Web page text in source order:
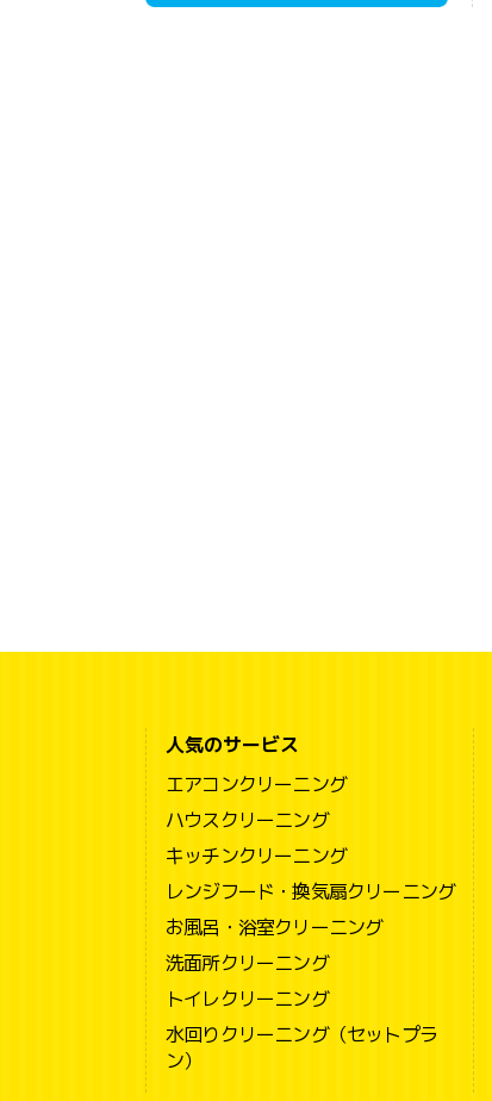
人気のサービス
エアコンクリーニング
ハウスクリーニング
キッチンクリーニング
レンジフード・換気扇クリーニング
お風呂・浴室クリーニング
洗面所クリーニング
トイレクリーニング
水回りクリーニング（セットプラ
ン）